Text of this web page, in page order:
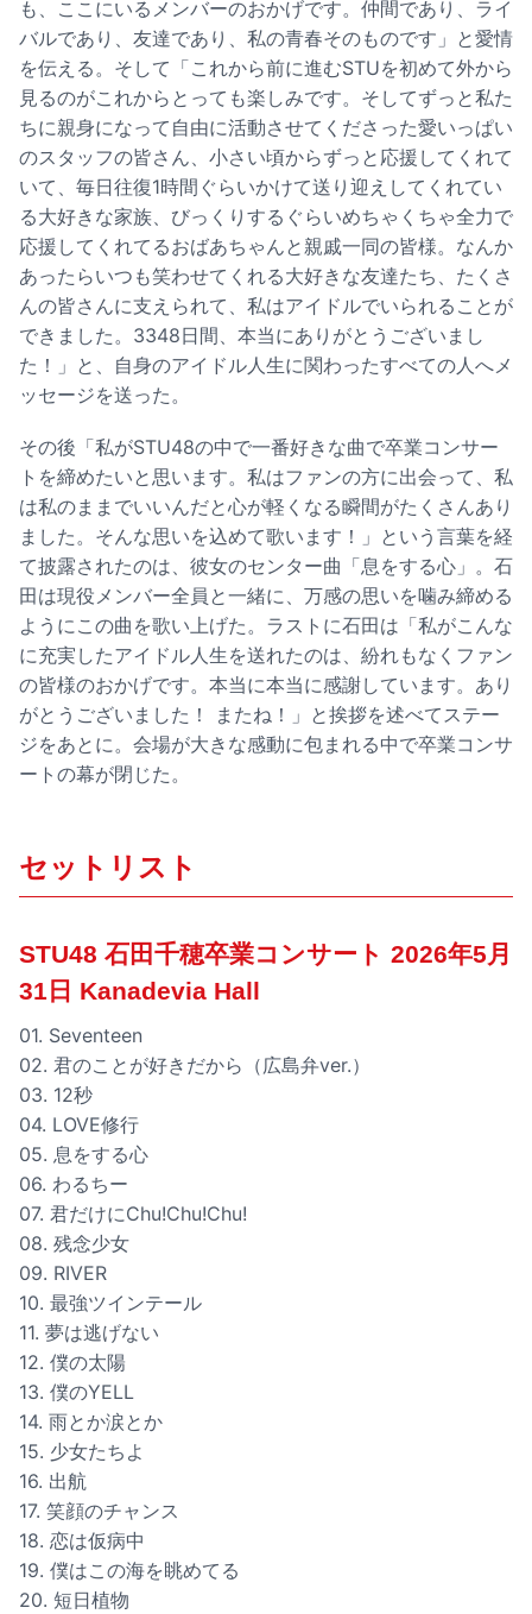
も、ここにいるメンバーのおかげです。仲間であり、ライ
バルであり、友達であり、私の青春そのものです」と愛情
を伝える。そして「これから前に進むSTUを初めて外から
見るのがこれからとっても楽しみです。そしてずっと私た
ちに親身になって自由に活動させてくださった愛いっぱい
のスタッフの皆さん、小さい頃からずっと応援してくれて
いて、毎日往復1時間ぐらいかけて送り迎えしてくれてい
る大好きな家族、びっくりするぐらいめちゃくちゃ全力で
応援してくれてるおばあちゃんと親戚一同の皆様。なんか
あったらいつも笑わせてくれる大好きな友達たち、たくさ
んの皆さんに支えられて、私はアイドルでいられることが
できました。3348日間、本当にありがとうございまし
た！」と、自身のアイドル人生に関わったすべての人へメ
ッセージを送った。
その後「私がSTU48の中で一番好きな曲で卒業コンサー
トを締めたいと思います。私はファンの方に出会って、私
は私のままでいいんだと心が軽くなる瞬間がたくさんあり
ました。そんな思いを込めて歌います！」という言葉を経
て披露されたのは、彼女のセンター曲「息をする心」。石
田は現役メンバー全員と一緒に、万感の思いを噛み締める
ようにこの曲を歌い上げた。ラストに石田は「私がこんな
に充実したアイドル人生を送れたのは、紛れもなくファン
の皆様のおかげです。本当に本当に感謝しています。あり
がとうございました！ またね！」と挨拶を述べてステー
ジをあとに。会場が大きな感動に包まれる中で卒業コンサ
ートの幕が閉じた。
セットリスト
STU48 石田千穂卒業コンサート 2026年5月
31日 Kanadevia Hall
01. Seventeen
02. 君のことが好きだから（広島弁ver.）
03. 12秒
04. LOVE修行
05. 息をする心
06. わるちー
07. 君だけにChu!Chu!Chu!
08. 残念少女
09. RIVER
10. 最強ツインテール
11. 夢は逃げない
12. 僕の太陽
13. 僕のYELL
14. 雨とか涙とか
15. 少女たちよ
16. 出航
17. 笑顔のチャンス
18. 恋は仮病中
19. 僕はこの海を眺めてる
20. 短日植物